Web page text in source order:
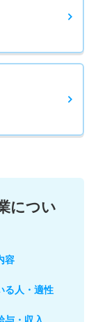
につい
容
る人・適性